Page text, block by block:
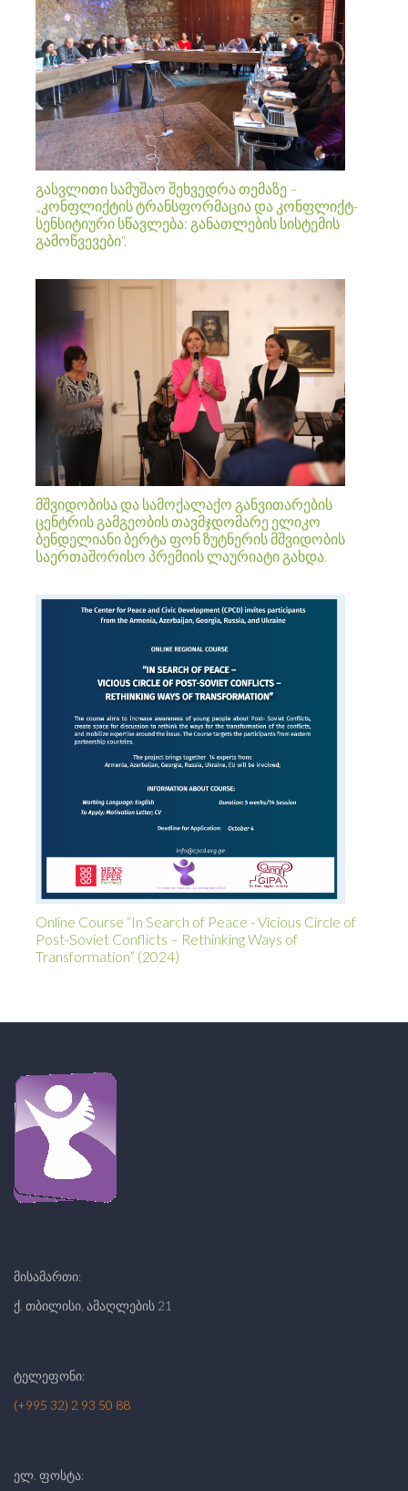
გასვლითი სამუშაო შეხვედრა თემაზე –
„კონფლიქტის ტრანსფორმაცია და კონფლიქტ-
სენსიტიური სწავლება: განათლების სისტემის
გამოწვევები“.
მშვიდობისა და სამოქალაქო განვითარების
ცენტრის გამგეობის თავმჯდომარე ელიკო
ბენდელიანი ბერტა ფონ ზუტნერის მშვიდობის
საერთაშორისო პრემიის ლაურიატი გახდა.
Online Course “In Search of Peace - Vicious Circle of
Post-Soviet Conflicts – Rethinking Ways of
Transformation” (2024)
მისამართი:
ქ. თბილისი, ამაღლების 21
ტელეფონი:
(+995 32) 2 93 50 88
ელ. ფოსტა: